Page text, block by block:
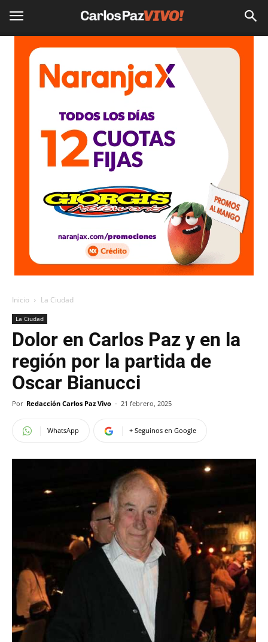
Inicio La Ciudad
La Ciudad
Dolor en Carlos Paz y en la
región por la partida de
Oscar Bianucci
Por Redacción Carlos Paz Vivo - 21 febrero, 2025
WhatsApp + Seguinos en Google